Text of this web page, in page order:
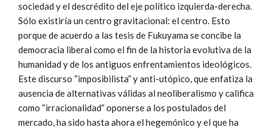
sociedad y el descrédito del eje político izquierda-derecha.
Sólo existiría un centro gravitacional: el centro. Esto
porque de acuerdo a las tesis de Fukuyama se concibe la
democracia liberal como el fin de la historia evolutiva de la
humanidad y de los antiguos enfrentamientos ideológicos.
Este discurso “imposibilista” y anti-utópico, que enfatiza la
ausencia de alternativas válidas al neoliberalismo y califica
como “irracionalidad” oponerse a los postulados del
mercado, ha sido hasta ahora el hegemónico y el que ha